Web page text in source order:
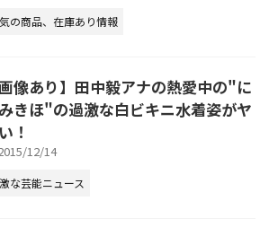
の商品、在庫あり情報
画像あり】田中毅アナの熱愛中の"に
きほ"の過激な白ビキニ水着姿がヤ
！
12/14
な芸能ニュース